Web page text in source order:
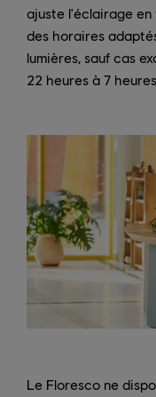
ajuste l'éclairage
des horaires
lumières, sauf cas
22 heures à 7
Le Floresco ne